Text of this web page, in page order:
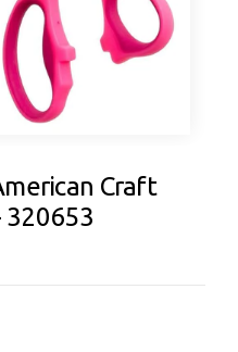
Craft
320653